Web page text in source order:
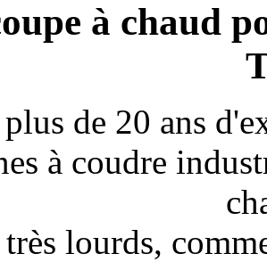
à chaud
de 20 ans
à coudre
lourds,